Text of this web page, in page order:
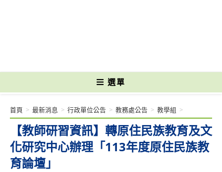
選單
【教師研習資訊】轉原住民族教育及文
化研究中心辦理「113年度原住民族教
育論壇」
首頁 > 最新消息 > 行政單位公告 > 教務處公告 > 教學組 >